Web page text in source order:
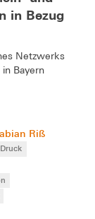
in Bezug
Netzwerks
Bayern
Riß